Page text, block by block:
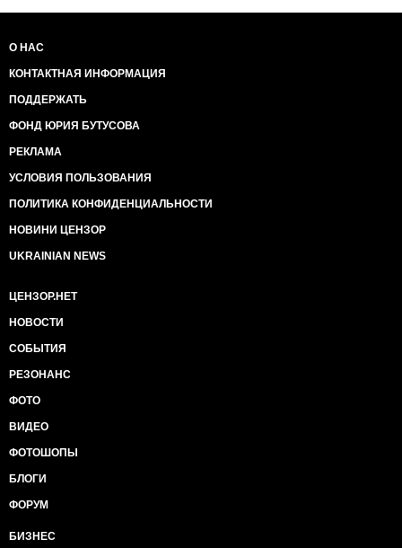
О НАС
КОНТАКТНАЯ ИНФОРМАЦИЯ
ПОДДЕРЖАТЬ
ФОНД ЮРИЯ БУТУСОВА
РЕКЛАМА
УСЛОВИЯ ПОЛЬЗОВАНИЯ
ПОЛИТИКА КОНФИДЕНЦИАЛЬНОСТИ
НОВИНИ ЦЕНЗОР
UKRAINIAN NEWS
ЦЕНЗОР.НЕТ
НОВОСТИ
СОБЫТИЯ
РЕЗОНАНС
ФОТО
ВИДЕО
ФОТОШОПЫ
БЛОГИ
ФОРУМ
БИЗНЕС